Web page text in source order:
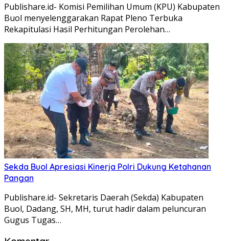
Publishare.id- Komisi Pemilihan Umum (KPU) Kabupaten
Buol menyelenggarakan Rapat Pleno Terbuka
Rekapitulasi Hasil Perhitungan Perolehan…
Sekda Buol Apresiasi Kinerja Polri Dukung Ketahanan
Pangan
Publishare.id- Sekretaris Daerah (Sekda) Kabupaten
Buol, Dadang, SH, MH, turut hadir dalam peluncuran
Gugus Tugas…